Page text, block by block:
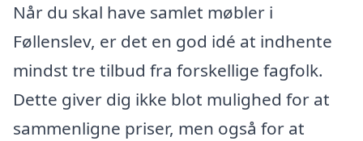
Når du skal have samlet møbler i
Føllenslev, er det en god idé at indhente
mindst tre tilbud fra forskellige fagfolk.
Dette giver dig ikke blot mulighed for at
sammenligne priser, men også for at